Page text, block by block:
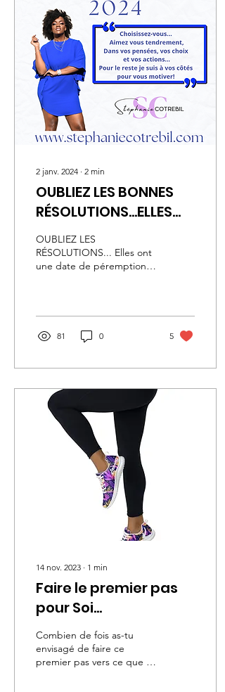
2 janv. 2024 ∙ 2 min
OUBLIEZ LES BONNES
RÉSOLUTIONS...ELLES
ONT UNE DATE DE
PÉREMPTION TROP
PROCHE!
OUBLIEZ LES
RÉSOLUTIONS... Elles ont
une date de péremption
bonne année commence...
81 0 5
14 nov. 2023 ∙ 1 min
Faire le premier pas
pour Soi...
Combien de fois as-tu
envisagé de faire ce
premier pas vers ce que tu